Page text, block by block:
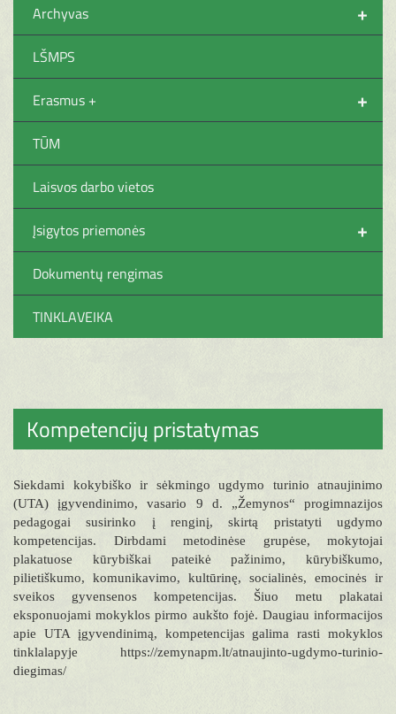
+
Archyvas
LŠMPS
+
Erasmus +
TŪM
Laisvos darbo vietos
+
Įsigytos priemonės
Dokumentų rengimas
TINKLAVEIKA
Kompetencijų pristatymas
Siekdami kokybiško ir sėkmingo ugdymo turinio atnaujinimo
(UTA) įgyvendinimo, vasario 9 d. „Žemynos“ progimnazijos
pedagogai susirinko į renginį, skirtą pristatyti ugdymo
kompetencijas. Dirbdami metodinėse grupėse, mokytojai
plakatuose kūrybiškai pateikė pažinimo, kūrybiškumo,
pilietiškumo, komunikavimo, kultūrinę, socialinės, emocinės ir
sveikos gyvensenos kompetencijas. Šiuo metu plakatai
eksponuojami mokyklos pirmo aukšto fojė. Daugiau informacijos
apie UTA įgyvendinimą, kompetencijas galima rasti mokyklos
tinklalapyje https://zemynapm.lt/atnaujinto-ugdymo-turinio-
diegimas/